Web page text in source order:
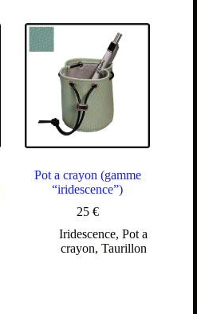
Pot a crayon (gamme
“iridescence”)
25 €
Iridescence,Pot a
crayon, Taurillon